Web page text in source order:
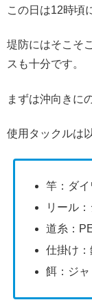
この日は12時頃
堤防にはそこそ
スも十分です。
まずは沖向きに
使用タックルは
竿：ダ
リール
道糸：
仕掛け
餌：ジャ